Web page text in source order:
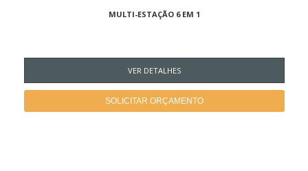
MULTI-ESTAÇÃO 6 EM 1
VER DETALHES
SOLICITAR ORÇAMENTO